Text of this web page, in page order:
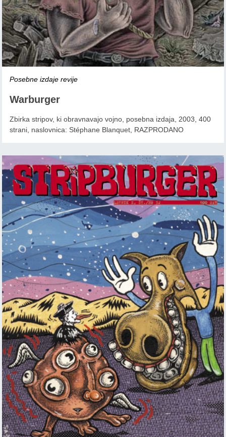
Posebne izdaje revije
Warburger
Zbirka stripov, ki obravnavajo vojno, posebna izdaja, 2003, 400
strani, naslovnica: Stéphane Blanquet, RAZPRODANO